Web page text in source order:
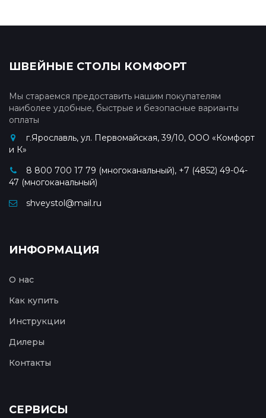
ШВЕЙНЫЕ СТОЛЫ КОМФОРТ
Мы стараемся предоставить нашим покупателям
наиболее удобные, быстрые и безопасные варианты
оплаты
г.Ярославль, ул. Первомайская, 39/10, ООО «Комфорт
и К»
8 800 700 17 79 (многоканальный), +7 (4852) 49-04-
47 (многоканальный)
shveystol@mail.ru
ИНФОРМАЦИЯ
О нас
Как купить
Инструкции
Дилеры
Контакты
СЕРВИСЫ